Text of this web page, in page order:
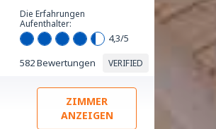
Die Erfahrungen
Aufenthalter:
4,3/5
582 Bewertungen
VERIFIED
ZIMMER
ANZEIGEN